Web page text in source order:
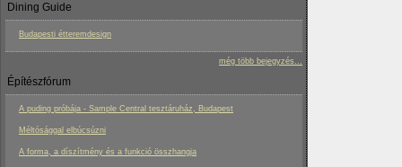
Dining Guide
Budapesti étteremdesign
még több bejegyzés...
Építészfórum
A puding próbája - Sample Central tesztáruház, Budapest
Méltósággal elbúcsúzni
A forma, a díszítmény és a funkció összhangja